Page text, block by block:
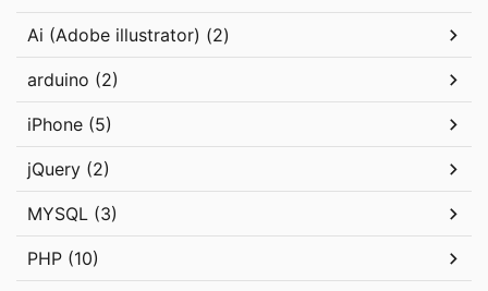
Ai (Adobe illustrator) (2)
arduino (2)
iPhone (5)
jQuery (2)
MYSQL (3)
PHP (10)